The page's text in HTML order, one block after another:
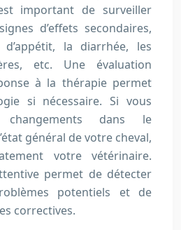
important de surveiller
d’effets secondaires,
la diarrhée, les
etc. Une évaluation
à la thérapie permet
si nécessaire. Si vous
changements dans le
général de votre cheval,
votre vétérinaire.
permet de détecter
potentiels et de
correctives.